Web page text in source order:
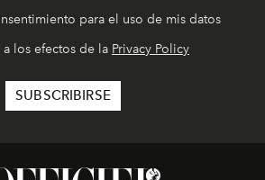
para el uso de mis datos
a los efectos de la Privacy Policy